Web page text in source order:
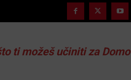
ti možeš učiniti za